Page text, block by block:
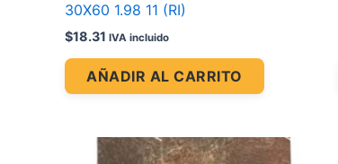
30X60 1.98 11 (RI)
$18.31 IVA incluido
AÑADIR AL CARRITO